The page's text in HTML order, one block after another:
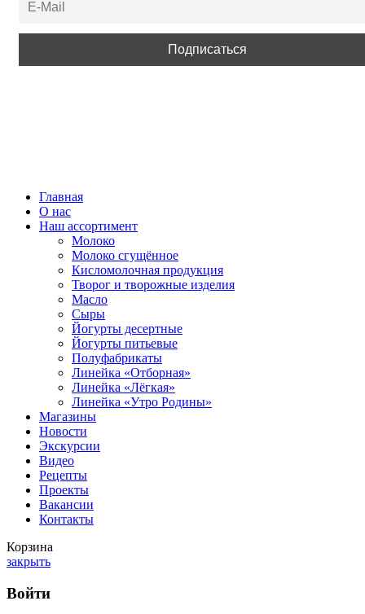
Главная
О нас
Наш ассортимент
Молоко
Молоко сгущённое
Кисломолочная продукция
Творог и творожные изделия
Масло
Сыры
Йогурты десертные
Йогурты питьевые
Полуфабрикаты
Линейка «Отборная»
Линейка «Лёгкая»
Линейка «Утро Родины»
Магазины
Новости
Экскурсии
Видео
Рецепты
Проекты
Вакансии
Контакты
Корзина
закрыть
Войти